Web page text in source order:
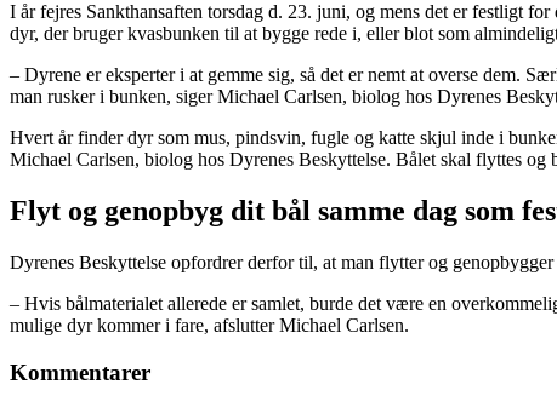
I år fejres Sankthansaften torsdag d. 23. juni, og mens det er festligt
dyr, der bruger kvasbunken til at bygge rede i, eller blot som
– Dyrene er eksperter i at gemme sig, så det er nemt at overse dem.
man rusker i bunken, siger Michael Carlsen, biolog hos Dyrenes
Hvert år finder dyr som mus, pindsvin, fugle og katte skjul inde i
Michael Carlsen, biolog hos Dyrenes Beskyttelse. Bålet skal flyttes og
Flyt og genopbyg dit bål samme dag som
Dyrenes Beskyttelse opfordrer derfor til, at man flytter og
– Hvis bålmaterialet allerede er samlet, burde det være en
mulige dyr kommer i fare, afslutter Michael Carlsen.
Kommentarer